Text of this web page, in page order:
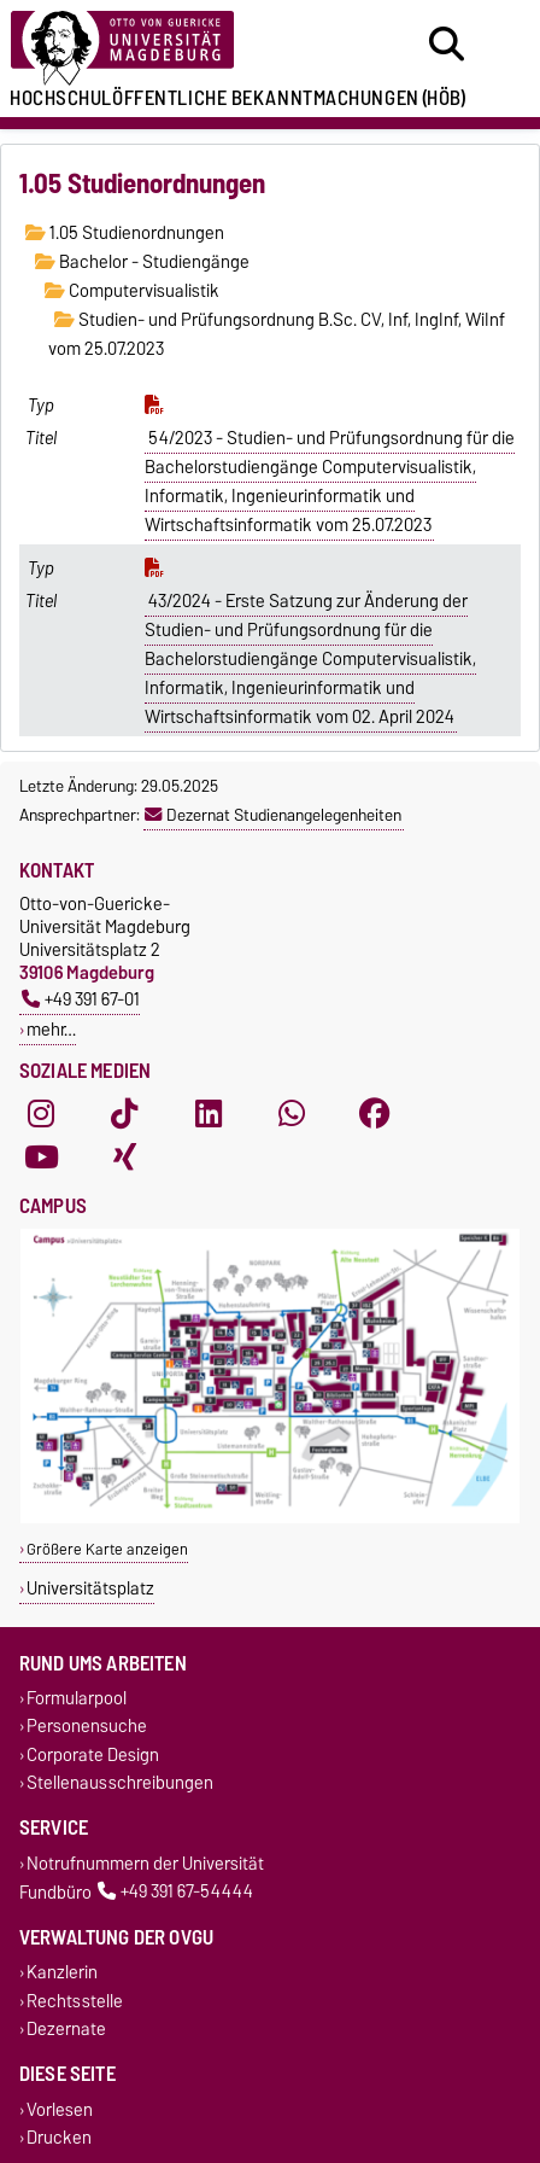
HOCHSCHULÖFFENTLICHEBEKANNTMACHUNGEN(HÖB)
1.05 Studienordnungen
1.05 Studienordnungen
Bachelor - Studiengänge
Computervisualistik
Studien- und Prüfungsordnung B.Sc. CV, Inf, IngInf, WiInf
vom 25.07.2023
54/2023 - Studien- und Prüfungsordnung für die
Bachelorstudiengänge Computervisualistik,
Informatik, Ingenieurinformatik und
Wirtschaftsinformatik vom 25.07.2023
43/2024 - Erste Satzung zur Änderung der
Studien- und Prüfungsordnung für die
Bachelorstudiengänge Computervisualistik,
Informatik, Ingenieurinformatik und
Wirtschaftsinformatik vom 02. April 2024
Letzte Änderung: 29.05.2025
Ansprechpartner:
Dezernat Studienangelegenheiten
SOZIALE MEDIEN
KONTAKT
Otto-von-Guericke-
Universität Magdeburg
Universitätsplatz 2
39106 Magdeburg
+49 391 67-01
mehr…
CAMPUS
Größere Karte anzeigen
Universitätsplatz
RUND UMS ARBEITEN
Formularpool
Personensuche
Corporate Design
Stellenausschreibungen
SERVICE
Notrufnummern der Universität
Fundbüro
+49 391 67-54444
VERWALTUNG DER OVGU
Kanzlerin
Rechtsstelle
Dezernate
DIESE SEITE
Vorlesen
Drucken